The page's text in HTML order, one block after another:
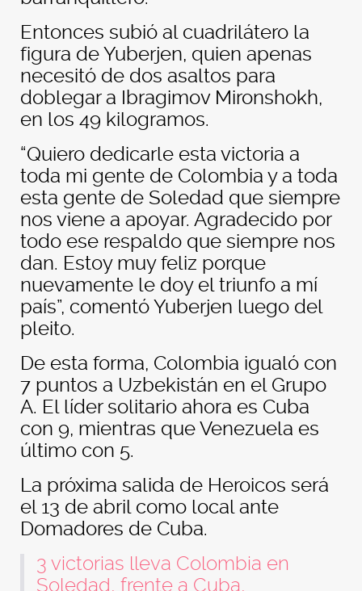
Entonces subió al cuadrilátero la
figura de Yuberjen, quien apenas
necesitó de dos asaltos para
doblegar a Ibragimov Mironshokh,
en los 49 kilogramos.
“Quiero dedicarle esta victoria a
toda mi gente de Colombia y a toda
esta gente de Soledad que siempre
nos viene a apoyar. Agradecido por
todo ese respaldo que siempre nos
dan. Estoy muy feliz porque
nuevamente le doy el triunfo a mí
país”, comentó Yuberjen luego del
pleito.
De esta forma, Colombia igualó con
7 puntos a Uzbekistán en el Grupo
A. El líder solitario ahora es Cuba
con 9, mientras que Venezuela es
último con 5.
La próxima salida de Heroicos será
el 13 de abril como local ante
Domadores de Cuba.
3 victorias lleva Colombia en
Soledad, frente a Cuba,